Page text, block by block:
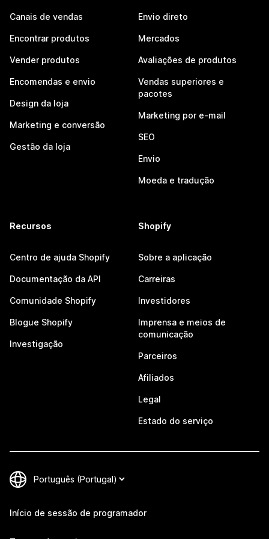
Canais de vendas
Encontrar produtos
Vender produtos
Encomendas e envio
Design da loja
Marketing e conversão
Gestão da loja
Envio direto
Mercados
Avaliações de produtos
Vendas superiores e
pacotes
Marketing por e-mail
SEO
Envio
Moeda e tradução
Recursos
Centro de ajuda Shopify
Documentação da API
Comunidade Shopify
Blogue Shopify
Investigação
Shopify
Sobre a aplicação
Carreiras
Investidores
Imprensa e meios de
comunicação
Parceiros
Afiliados
Legal
Estado do serviço
Início de sessão de programador